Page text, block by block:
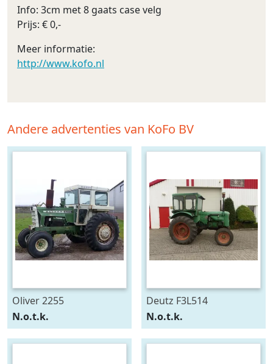
Info: 3cm met 8 gaats case velg
Prijs: € 0,-
Meer informatie:
http://www.kofo.nl
Andere advertenties van KoFo BV
Oliver 2255
N.o.t.k.
Deutz F3L514
N.o.t.k.